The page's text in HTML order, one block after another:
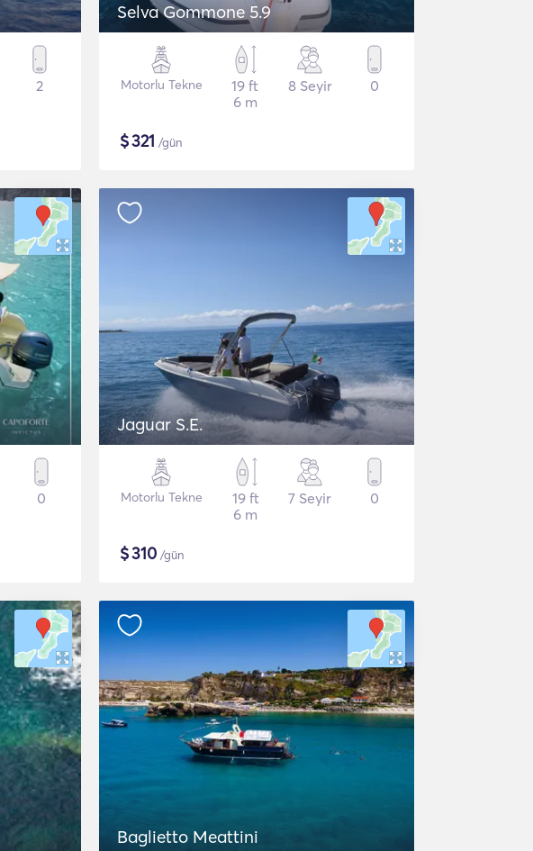
2
Selva Gommone 5.9
Motorlu Tekne
19 ft
6 m
8 Seyir 0
$321 /gün
0
Jaguar S.E.
Motorlu Tekne
19 ft
6 m
7 Seyir 0
$310 /gün
Baglietto Meattini